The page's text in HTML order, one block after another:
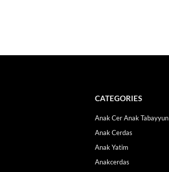
CATEGORIES
Anak Cer Anak Tabayyun
Anak Cerdas
Anak Yatim
Anakcerdas